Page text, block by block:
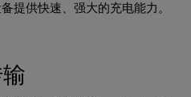
提供快速、强大的充电能力。